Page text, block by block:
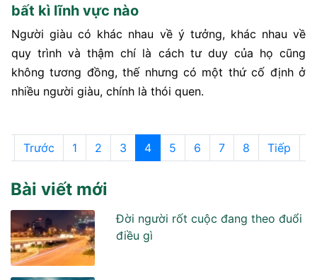
bất kì lĩnh vực nào
Người giàu có khác nhau về ý tưởng, khác nhau về
quy trình và thậm chí là cách tư duy của họ cũng
không tương đồng, thế nhưng có một thứ cố định ở
nhiều người giàu, chính là thói quen.
Trước 1 2 3 4 5 6 7 8 Tiếp
Bài viết mới
Đời người rốt cuộc đang theo đuổi
điều gì